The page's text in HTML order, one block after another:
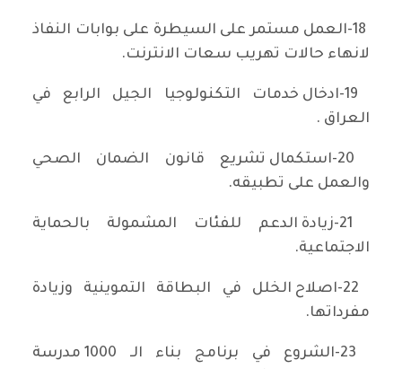
18-العمل مستمر على السيطرة على بوابات النفاذ
لانهاء حالات تهريب سعات الانترنت.
19-ادخال خدمات التكنولوجيا الجيل الرابع في
العراق .
20-استكمال تشريع قانون الضمان الصحي
والعمل على تطبيقه.
21-زيادة الدعم للفئات المشمولة بالحماية
الاجتماعية.
22-اصلاح الخلل في البطاقة التموينية وزيادة
مفرداتها.
23-الشروع في برنامج بناء الـ 1000 مدرسة